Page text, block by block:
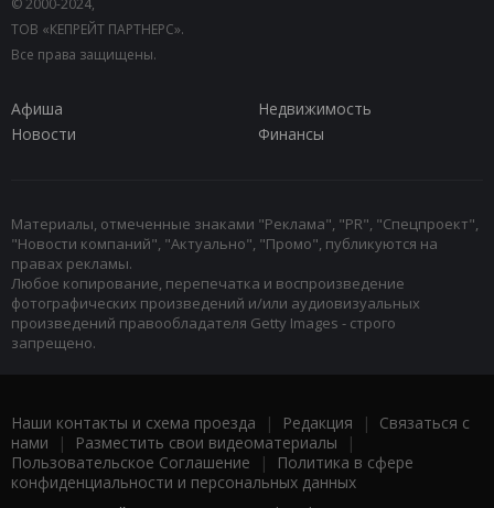
© 2000-2024,
ТОВ «КЕПРЕЙТ ПАРТНЕРС».
Все права защищены.
Афиша
Недвижимость
Новости
Финансы
Материалы, отмеченные знаками "Реклама", "PR", "Спецпроект",
"Новости компаний", "Актуально", "Промо", публикуются на
правах рекламы.
Любое копирование, перепечатка и воспроизведение
фотографических произведений и/или аудиовизуальных
произведений правообладателя Getty Images - строго
запрещено.
Наши контакты и схема проезда | Редакция | Связаться с
нами | Разместить свои видеоматериалы |
Пользовательское Соглашение |
Политика в сфере
конфиденциальности и персональных данных